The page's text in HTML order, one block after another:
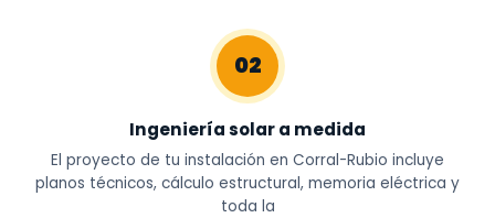
02
Ingeniería solar a medida
El proyecto de tu instalación en Corral-Rubio incluye
planos técnicos, cálculo estructural, memoria eléctrica y
toda la